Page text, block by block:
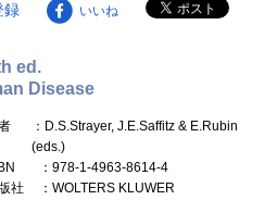
録 いいね
ed.
Disease
：D.S.Strayer, J.E.Saffitz & E.Rubin
(eds.)
：978-1-4963-8614-4
社
：WOLTERS KLUWER